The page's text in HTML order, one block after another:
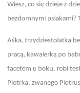
Wiesz, co się dzieje z
bezdomnymi psiakami?
Aśka, trzydziestolatka
pracą, kawalerką po
facetem u boku, robi
Piotrka, zwanego